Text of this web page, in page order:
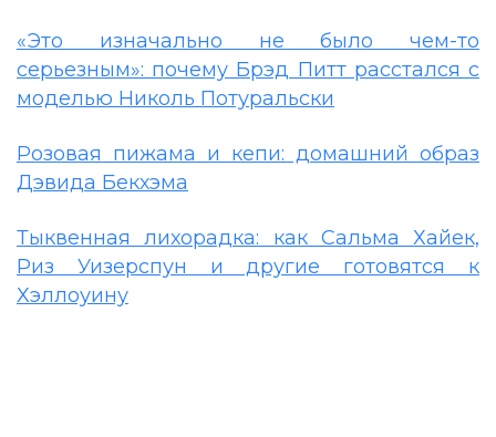
«Это изначально не было чем-то
серьезным»: почему Брэд Питт расстался с
моделью Николь Потуральски
Розовая пижама и кепи: домашний образ
Дэвида Бекхэма
Тыквенная лихорадка: как Сальма Хайек,
Риз Уизерспун и другие готовятся к
Хэллоуину